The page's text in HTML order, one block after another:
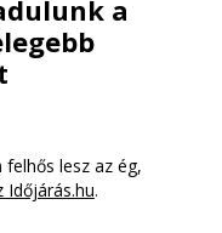
a
lesz az ég,
Időjárás.hu.